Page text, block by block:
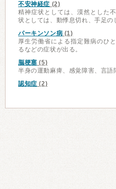
不安神経症 (2)
精神症状としては、漠然とした
状としては、動悸息切れ、手足の
パーキンソン病 (1)
厚生労働省による指定難病のひ
るなどの症状が出る。
脳梗塞 (5)
半身の運動麻痺、感覚障害、言語
認知症 (2)